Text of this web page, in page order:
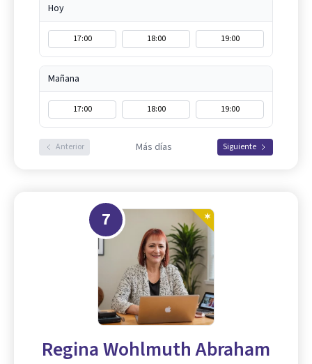
Hoy
17:00 18:00 19:00
Mañana
17:00 18:00 19:00
Anterior Más días Siguiente
7
Regina Wohlmuth Abraham